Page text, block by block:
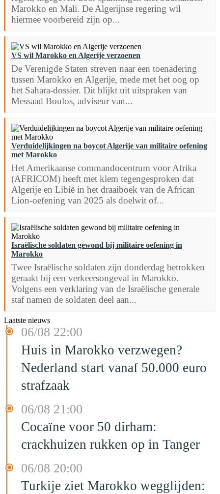
Marokko en Mali. De Algerijnse regering wil
hiermee voorbereid zijn op...
VS wil Marokko en Algerije verzoenen
De Verenigde Staten streven naar een toenadering
tussen Marokko en Algerije, mede met het oog op
het Sahara-dossier. Dit blijkt uit uitspraken van
Messaad Boulos, adviseur van...
Verduidelijkingen na boycot Algerije van militaire oefening
met Marokko
Het Amerikaanse commandocentrum voor Afrika
(AFRICOM) heeft met klem tegengesproken dat
Algerije en Libië in het draaiboek van de African
Lion-oefening van 2025 als doelwit of...
Israëlische soldaten gewond bij militaire oefening in
Marokko
Twee Israëlische soldaten zijn donderdag betrokken
geraakt bij een verkeersongeval in Marokko.
Volgens een verklaring van de Israëlische generale
staf namen de soldaten deel aan...
Laatste nieuws
06/08 22:00
Huis in Marokko verzwegen?
Nederland start vanaf 50.000 euro
strafzaak
06/08 21:00
Cocaïne voor 50 dirham:
crackhuizen rukken op in Tanger
06/08 20:00
Turkije ziet Marokko wegglijden: